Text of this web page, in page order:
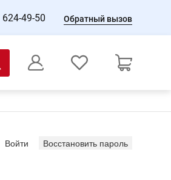
49-50 Обратный вызов
Оформление заказа
Войти (активная вкладка)
Восстановить пароль